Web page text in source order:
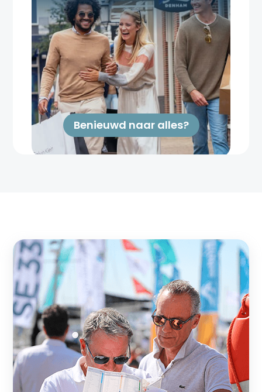
Benieuwd naar alles?